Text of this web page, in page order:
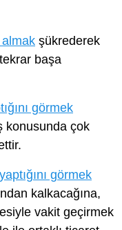
şükrederek
başa
görmek
konusunda çok
görmek
kalkacağına,
vakit geçirmek